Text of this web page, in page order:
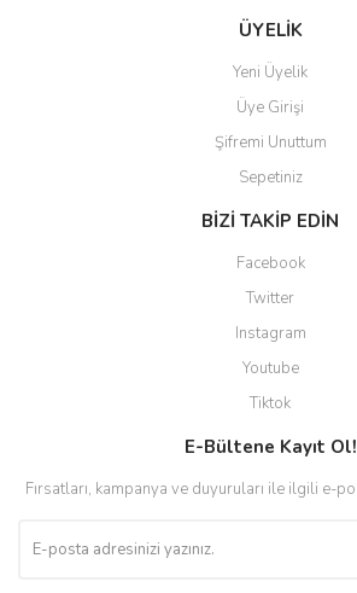
ÜYELİK
Yeni Üyelik
Üye Girişi
Şifremi Unuttum
Sepetiniz
BİZİ TAKİP EDİN
Facebook
Twitter
Instagram
Youtube
Tiktok
E-Bültene Kayıt Ol!
Fırsatları, kampanya ve duyuruları ile ilgili e-